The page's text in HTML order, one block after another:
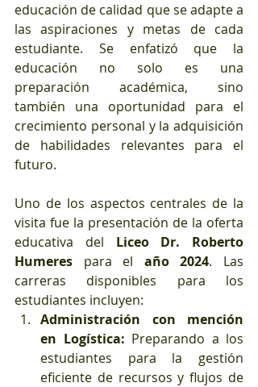
educación de calidad que se adapte a
las aspiraciones y metas de cada
estudiante. Se enfatizó que la
educación no solo es una
preparación académica, sino
también una oportunidad para el
crecimiento personal y la adquisición
de habilidades relevantes para el
futuro.
Uno de los aspectos centrales de la
visita fue la presentación de la oferta
educativa del Liceo Dr. Roberto
Humeres para el año 2024. Las
carreras disponibles para los
estudiantes incluyen:
Administración con mención
en Logística: Preparando a los
estudiantes para la gestión
eficiente de recursos y flujos de